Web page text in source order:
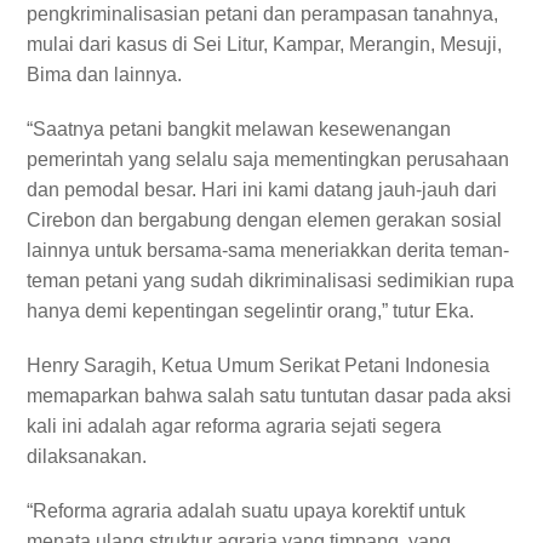
pengkriminalisasian petani dan perampasan tanahnya,
mulai dari kasus di Sei Litur, Kampar, Merangin, Mesuji,
Bima dan lainnya.
“Saatnya petani bangkit melawan kesewenangan
pemerintah yang selalu saja mementingkan perusahaan
dan pemodal besar. Hari ini kami datang jauh-jauh dari
Cirebon dan bergabung dengan elemen gerakan sosial
lainnya untuk bersama-sama meneriakkan derita teman-
teman petani yang sudah dikriminalisasi sedimikian rupa
hanya demi kepentingan segelintir orang,” tutur Eka.
Henry Saragih, Ketua Umum Serikat Petani Indonesia
memaparkan bahwa salah satu tuntutan dasar pada aksi
kali ini adalah agar reforma agraria sejati segera
dilaksanakan.
“Reforma agraria adalah suatu upaya korektif untuk